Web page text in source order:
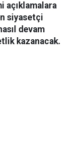
açıklamalara
siyasetçi
devam
kazanacak.